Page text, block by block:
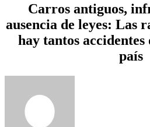
Carros antiguos,
ausencia de leyes: Las
hay tantos
país